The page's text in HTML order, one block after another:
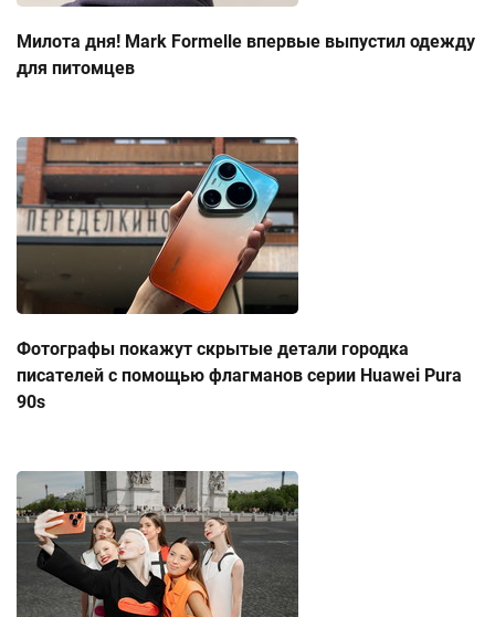
Милота дня! Mark Formelle впервые выпустил одежду
для питомцев
Фотографы покажут скрытые детали городка
писателей с помощью флагманов серии Huawei Pura
90s